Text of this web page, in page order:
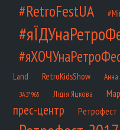
#RetroFestUA
Land
RetroKidsShow Анна
ЗАЗ*965 Лідія Яцкова
прес-центр
Ретрофест